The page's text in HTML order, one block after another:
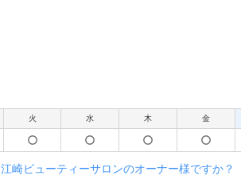
火 水 木 金
江崎ビューティーサロンのオーナー様ですか？